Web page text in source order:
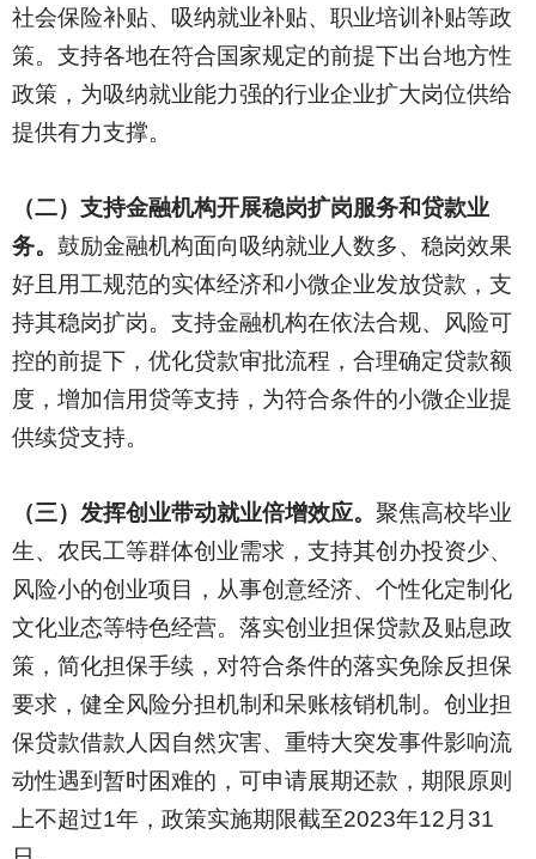
社会保险补贴、吸纳就业补贴、职业培训补贴等政
策。支持各地在符合国家规定的前提下出台地方性
政策，为吸纳就业能力强的行业企业扩大岗位供给
提供有力支撑。
（二）支持金融机构开展稳岗扩岗服务和贷款业
务。 鼓励金融机构面向吸纳就业人数多、稳岗效果
好且用工规范的实体经济和小微企业发放贷款，支
持其稳岗扩岗。支持金融机构在依法合规、风险可
控的前提下，优化贷款审批流程，合理确定贷款额
度，增加信用贷等支持，为符合条件的小微企业提
供续贷支持。
（三）发挥创业带动就业倍增效应。 聚焦高校毕业
生、农民工等群体创业需求，支持其创办投资少、
风险小的创业项目，从事创意经济、个性化定制化
文化业态等特色经营。落实创业担保贷款及贴息政
策，简化担保手续，对符合条件的落实免除反担保
要求，健全风险分担机制和呆账核销机制。创业担
保贷款借款人因自然灾害、重特大突发事件影响流
动性遇到暂时困难的，可申请展期还款，期限原则
上不超过1年，政策实施期限截至2023年12月31